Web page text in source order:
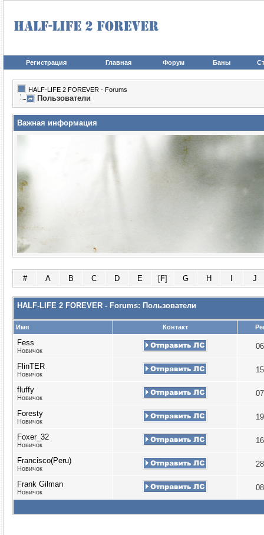
Регистрация Главная Форум Баны
HALF-LIFE 2 FOREVER - Forums
Пользователи
Важная информация
# A B C D E [F] G H J
HALF-LIFE 2 FOREVER - Forums: Пользователи
Имя Контакт
Fess
Новичок
FlinTER
Новичок
fluffy
Новичок
Foresty
Новичок
Foxer_32
Новичок
Francisco(Peru)
Новичок
Frank Gilman
Новичок